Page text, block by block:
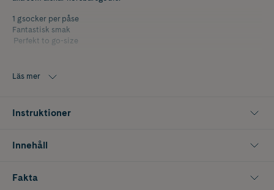
1 g socker per påse
Fantastisk smak
Perfekt to go-size
kort, se på förpackning för korrekt ingrediensförteckning.
Läs mer
Instruktioner
Innehåll
Fakta